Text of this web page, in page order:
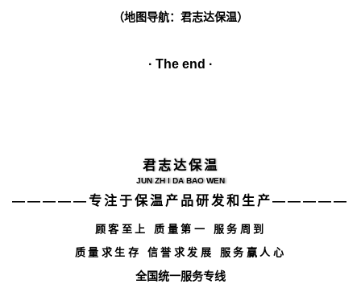
（地图导航：君志达保温）
· The end ·
君志达保温
JUN ZH I DA BAO WEN
—————专注于保温产品研发和生产—————
顾客至上 质量第一 服务周到
质量求生存 信誉求发展 服务赢人心
全国统一服务专线